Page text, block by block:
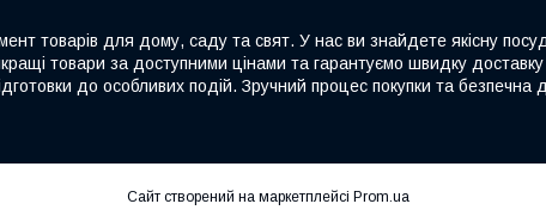
товарів для дому, саду та свят. У нас ви знайдете якісну
товари за доступними цінами та гарантуємо швидку
до особливих подій. Зручний процес покупки та
Сайт створений на маркетплейсі Prom.ua